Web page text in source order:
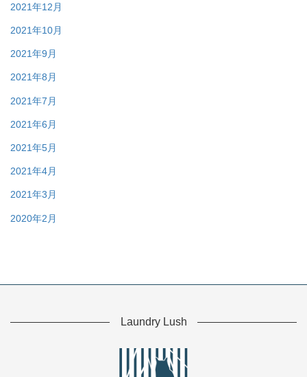
2021年12月
2021年10月
2021年9月
2021年8月
2021年7月
2021年6月
2021年5月
2021年4月
2021年3月
2020年2月
Laundry Lush